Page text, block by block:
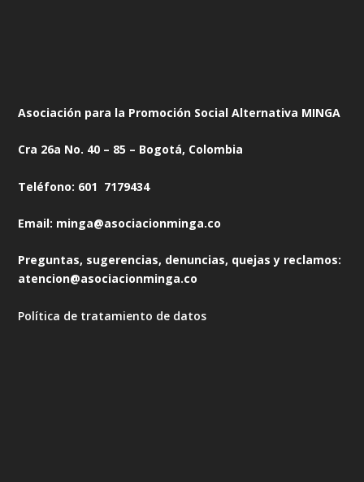
Asociación para la Promoción Social Alternativa MINGA
Cra 26a No. 40 – 85 – Bogotá, Colombia
Teléfono: 601 7179434
Email: minga@asociacionminga.co
Preguntas, sugerencias, denuncias, quejas y reclamos:
atencion@asociacionminga.co
Política de tratamiento de datos